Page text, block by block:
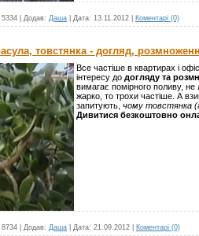
5334 Додав: Даша Дата: 13.11.2012 Коментарі (0)
товстянка - догляд,
Все частіше в квартирах і
інтересу до догляду та
вимагає помірного поливу, не
жарко, то трохи частіше. А
запитують, чому товстянка
Дивитися безкоштовно
8734 Додав: Даша Дата: 21.09.2012 Коментарі (0)